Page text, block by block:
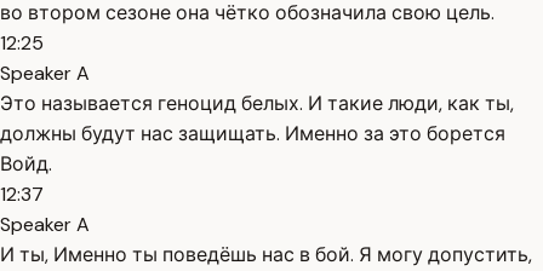
во втором сезоне она чётко обозначила свою цель.
12:25
Speaker A
Это называется геноцид белых. И такие люди, как ты,
должны будут нас защищать. Именно за это борется
Войд.
12:37
Speaker A
И ты, Именно ты поведёшь нас в бой. Я могу допустить,